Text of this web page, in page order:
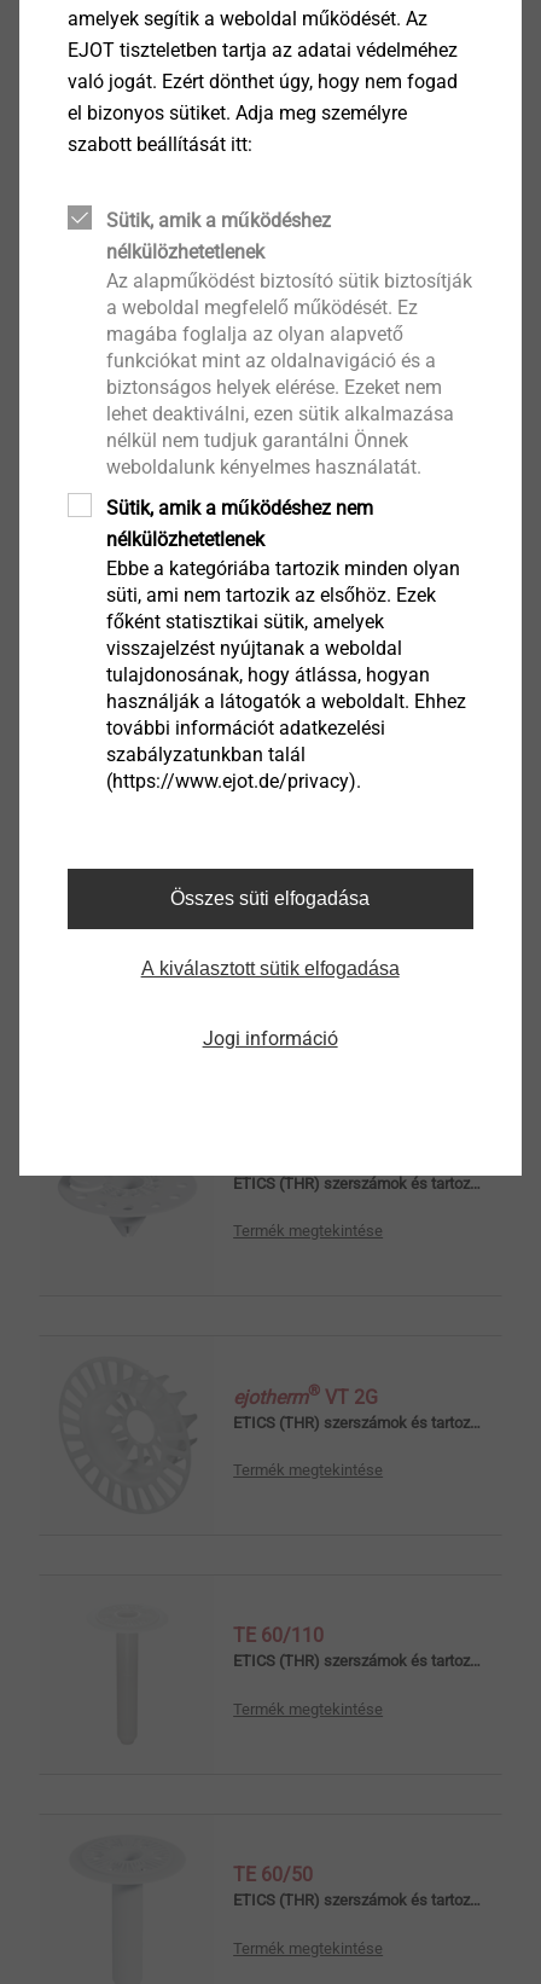
Termék megtekintése
Profiltoldó PV
Termék megtekintése
ejotherm®STR-záródugó
Termék megtekintése
ejotherm®2GE SDS-plus
szár
ETICS (THR) szerszámok és tartozékok
Termék megtekintése
ejotherm® VT 2G
ETICS (THR) szerszámok és tartozékok
Termék megtekintése
TE 60/110
ETICS (THR) szerszámok és tartozékok
Termék megtekintése
TE 60/50
ETICS (THR) szerszámok és tartozékok
Termék megtekintése
amelyek segítik a weboldal működését. Az
EJOT tiszteletben tartja az adatai védelméhez
való jogát. Ezért dönthet úgy, hogy nem fogad
el bizonyos sütiket. Adja meg személyre
szabott beállítását itt:
Sütik, amik a működéshez
nélkülözhetetlenek
Az alapműködést biztosító sütik biztosítják
a weboldal megfelelő működését. Ez
magába foglalja az olyan alapvető
funkciókat mint az oldalnavigáció és a
biztonságos helyek elérése. Ezeket nem
lehet deaktiválni, ezen sütik alkalmazása
nélkül nem tudjuk garantálni Önnek
weboldalunk kényelmes használatát.
Sütik, amik a működéshez nem
nélkülözhetetlenek
Ebbe a kategóriába tartozik minden olyan
süti, ami nem tartozik az elsőhöz. Ezek
főként statisztikai sütik, amelyek
visszajelzést nyújtanak a weboldal
tulajdonosának, hogy átlássa, hogyan
használják a látogatók a weboldalt. Ehhez
további információt adatkezelési
szabályzatunkban talál
(https://www.ejot.de/privacy).
Összes süti elfogadása
A kiválasztott sütik elfogadása
Jogi információ